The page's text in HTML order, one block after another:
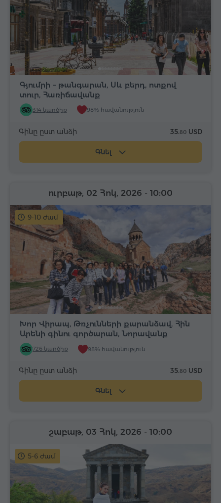
Գյումրի – թանգարան, Սև բերդ, ոտքով
տուր, Հառիճավանք
314 կարծիք 98% հավանություն
Գինը ըստ անձի 35.80 USD
Գնել
9-10 ժամ
Խոր Վիրապ, Թռչունների քարանձավ, Հին
Արենի գինու գործարան, Նորավանք
726 կարծիք 98% հավանություն
ուրբաթ, 02 Հոկ, 2026 - 10:00
Գինը ըստ անձի 35.80 USD
Գնել
5-6 ժամ
շաբաթ, 03 Հոկ, 2026 - 10:00